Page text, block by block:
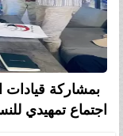
بمشاركة قيادات
اجتماع تمهيدي